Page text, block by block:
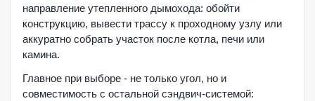
направление утепленного дымохода: обойти
конструкцию, вывести трассу к проходному узлу или
аккуратно собрать участок после котла, печи или
камина.
Главное при выборе - не только угол, но и
совместимость с остальной сэндвич-системой: